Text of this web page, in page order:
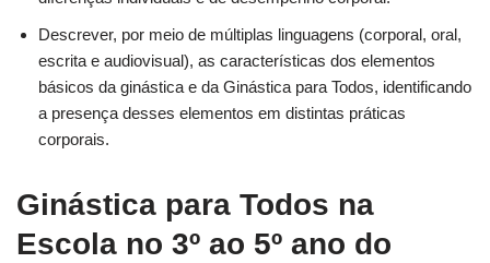
Descrever, por meio de múltiplas linguagens (corporal, oral,
escrita e audiovisual), as características dos elementos
básicos da ginástica e da Ginástica para Todos, identificando
a presença desses elementos em distintas práticas
corporais.
Ginástica para Todos na
Escola no 3º ao 5º ano do